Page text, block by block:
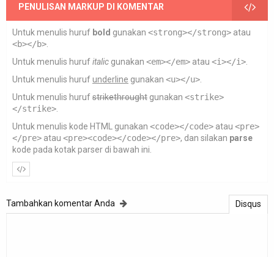
PENULISAN MARKUP DI KOMENTAR
Untuk menulis huruf bold gunakan <strong></strong> atau
<b></b>.
Untuk menulis hurufitalic gunakan <em></em> atau <i></i>.
Untuk menulis hurufunderline gunakan <u></u>.
Untuk menulis hurufstrikethrought gunakan <strike>
</strike>.
Untuk menulis kode HTML gunakan <code></code> atau <pre>
</pre> atau <pre><code></code></pre>, dan silakan parse
kode pada kotak parser di bawah ini.
Disqus
Tambahkan komentar Anda